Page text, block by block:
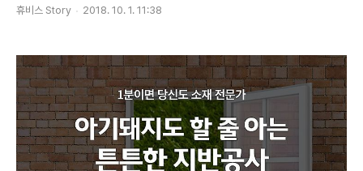
휴비스 Story 2018. 10. 1. 11:38